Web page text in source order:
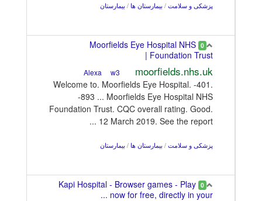
پزشکی و سلامت / بیمارستان ها / بیمارستان
0
Moorfields Eye Hospital NHS
Foundation Trust |
moorfields.nhs.uk
w3
Welcome to. Moorfields Eye Hospital. -401.
-893 ... Moorfields Eye Hospital NHS
Foundation Trust. CQC overall rating. Good.
12 March 2019. See the report ...
پزشکی و سلامت / بیمارستان ها / بیمارستان
0
Kapi Hospital - Browser games - Play
now for free, directly in your ...